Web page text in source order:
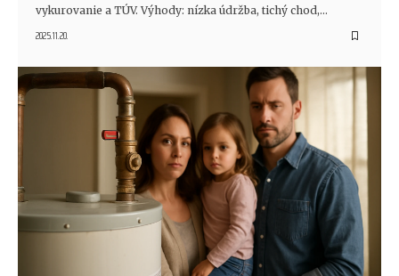
vykurovanie a TÚV. Výhody: nízka údržba, tichý chod,…
2025.11.20.